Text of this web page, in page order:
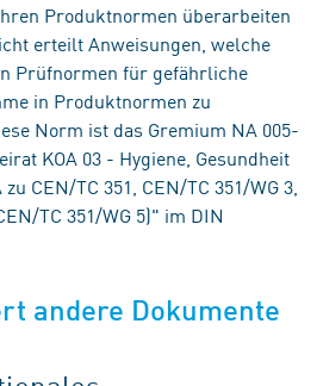
Produktnormen überarbeiten
erteilt Anweisungen, welche
Prüfnormen für gefährliche
in Produktnormen zu
Norm ist das Gremium NA 005-
KOA 03 - Hygiene, Gesundheit
CEN/TC 351, CEN/TC 351/WG 3,
TC 351/WG 5)" im DIN
andere Dokumente